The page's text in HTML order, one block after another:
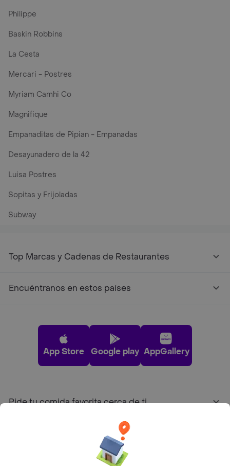
Philippe
Baskin Robbins
La Cesta
Mercari - Postres
Myriam Camhi Co
Magnifique
Empanaditas de Pipian - Empanadas
Desayunadero de la 42
Luisa Postres
Sopitas y Frijoladas
Subway
Top Marcas y Cadenas de Restaurantes
Encuéntranos en estos países
App Store Google play AppGallery
Pide tu comida favorita cerca de ti